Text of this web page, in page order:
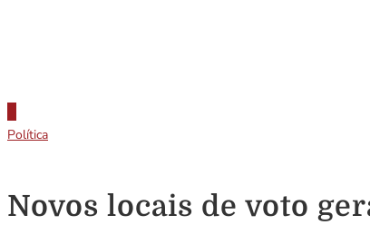
Política
Novos locais de voto